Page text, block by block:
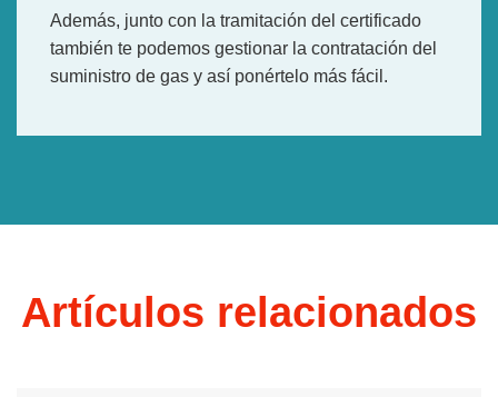
Además, junto con la tramitación del certificado
también te podemos gestionar la contratación del
suministro de gas y así ponértelo más fácil.
Artículos relacionados